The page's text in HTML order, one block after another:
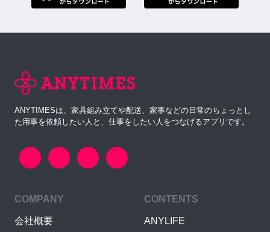
ANYTIMESは、家具組み立てや配送、家事などの日常のちょっとし
た用事を依頼したい人と、仕事をしたい人をつなげるアプリです。
COMPANY
会社概要
CONTENTS
ANYLIFE